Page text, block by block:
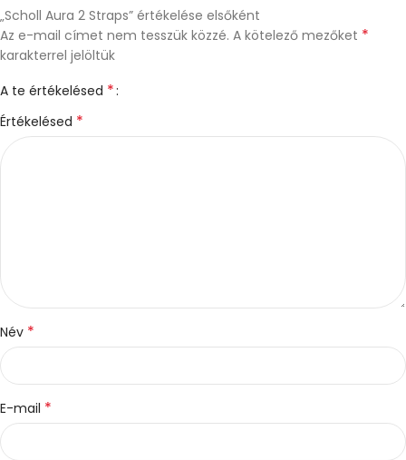
„Scholl Aura 2 Straps” értékelése elsőként
Az e-mail címet nem tesszük közzé. A kötelező mezőket *
karakterrel jelöltük
A te értékelésed *
Értékelésed *
Név *
E-mail *